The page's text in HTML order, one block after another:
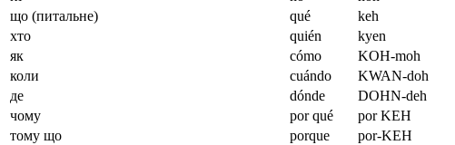
що (питальне)
qué keh
хто
quién kyen
як
cómo KOH-moh
коли
cuándo KWAN-doh
де
dónde DOHN-deh
чому
por qué por KEH
тому що
porque por-KEH